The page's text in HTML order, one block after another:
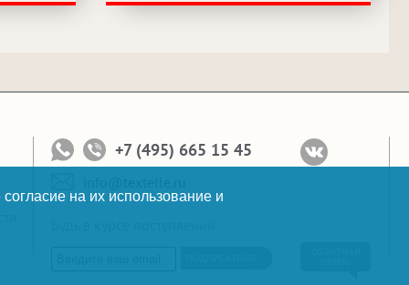
+7 (495) 665 15 45
на их использование и